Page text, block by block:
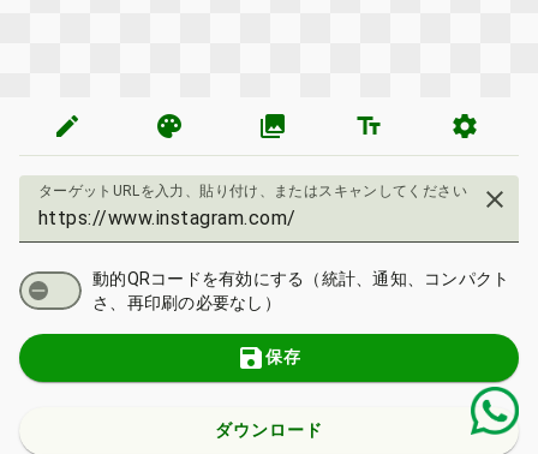
edit palette photo_library text_fields settings
ターゲットURLを入力、貼り付け、またはスキャンしてください close
動的QRコードを有効にする（統計、通知、コンパクト
さ、再印刷の必要なし）
save保存
ダウンロード